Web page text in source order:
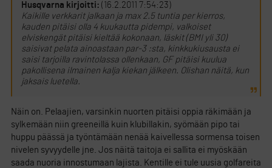
Husqvarna kirjoitti: (16.2.2011 7:54:23)
Kaikille verkkarit jalkaan ja max 2.5 tuntia per kierros,
kauden pitäisi olla 4 kuukautta pidempi, valkoiset
elviskengät pitäisi kieltää kokonaan, läskit (BMI yli 30)
saisivat pelata ainoastaan par-3 :sta, kinkkukiusausta ei
saisi tarjoilla ravintolassa ollenkaan, GF pitäisi kuulua
pakollisena ilmainen kalja kiekan jälkeen. Olishan näitä, kun
jaksais luetella.
Näin on. Pelaajien, varsinkin nuorten pitäisi oppia räkimään ja
sylkemään niin greeneillä kuin klubillakin, syömään pipo tai
huppu päässä ja työntämään nenää kaivellessa sormensa toisen
nivelen syvyydelle jne. Jos näitä taitoja ei sallita ei myöskään
saada nuoria innostumaan lajista. Kentille ei tule uusia golfareita